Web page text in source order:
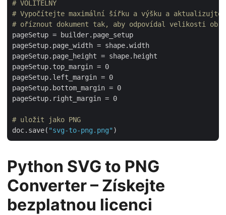
# VOLITELNÝ
# Vypočítejte maximální šířku a výšku a
# oříznout dokument tak, aby odpovídal velikosti
pageSetup = builder.page_setup
pageSetup.page_width = shape.width
pageSetup.page_height = shape.height
pageSetup.top_margin = 0
pageSetup.left_margin = 0
pageSetup.bottom_margin = 0
pageSetup.right_margin = 0
# uložit jako PNG
doc.save( "svg-to-png.png"
Python SVG to PNG
Converter – Získejte
bezplatnou licenci